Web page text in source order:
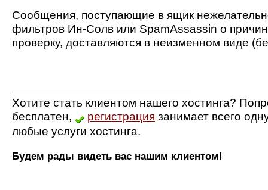
Сообщения, поступающие в ящик
фильтров Ин-Солв или SpamAssassin о
проверку, доставляются в неизменном виде
Хотите стать клиентом нашего хостинга?
бесплатен,
регистрация занимает всего
любые услуги хостинга.
Будем рады видеть вас нашим клиентом!